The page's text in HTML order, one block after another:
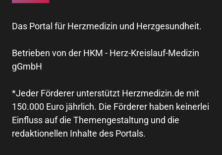
Das Portal für Herzmedizin und Herzgesundheit.
Betrieben von der HKM - Herz-Kreislauf-Medizin
gGmbH
*Jeder Förderer unterstützt Herzmedizin.de mit
150.000 Euro jährlich. Die Förderer haben keinerlei
Einfluss auf die Themengestaltung und die
redaktionellen Inhalte des Portals.